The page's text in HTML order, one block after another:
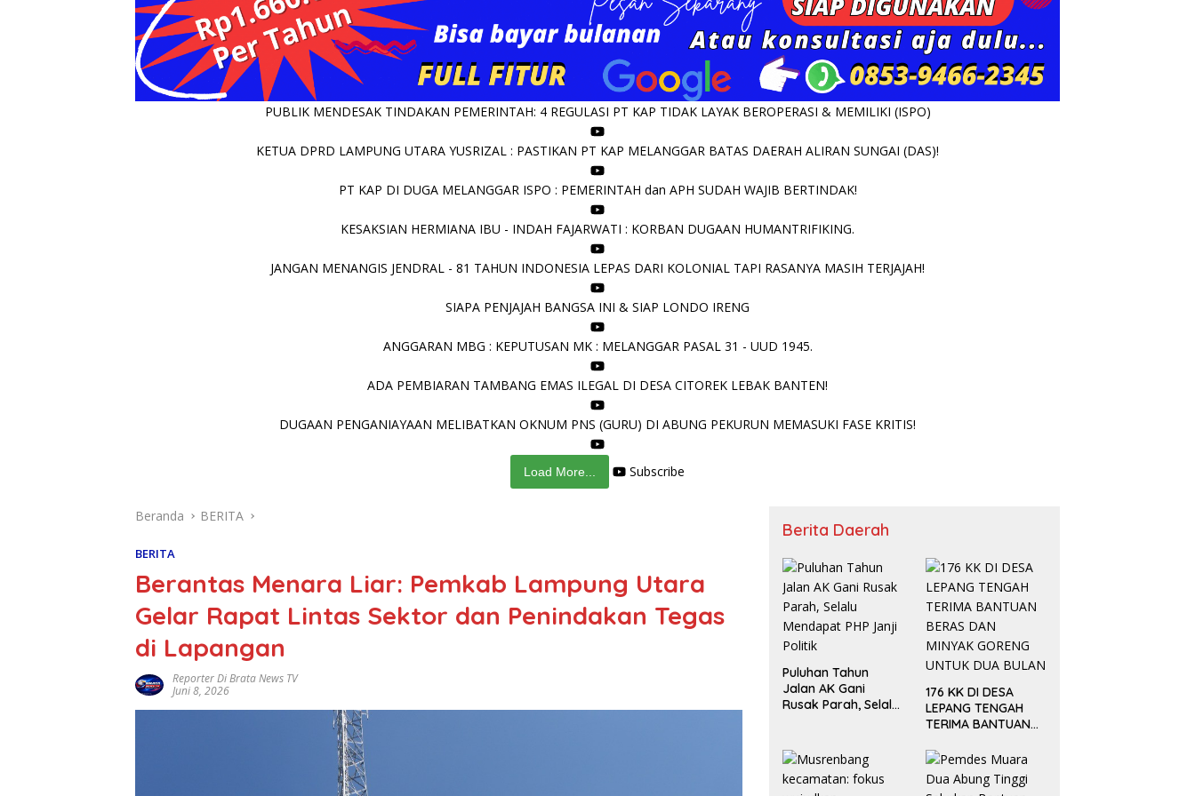
PUBLIK MENDESAK TINDAKAN PEMERINTAH: 4 REGULASI PT KAP TIDAK LAYAK BEROPERASI & MEMILIKI (ISPO)
KETUA DPRD LAMPUNG UTARA YUSRIZAL : PASTIKAN PT KAP MELANGGAR BATAS DAERAH ALIRAN SUNGAI (DAS)!
PT KAP DI DUGA MELANGGAR ISPO : PEMERINTAH dan APH SUDAH WAJIB BERTINDAK!
KESAKSIAN HERMIANA IBU - INDAH FAJARWATI : KORBAN DUGAAN HUMANTRIFIKING.
JANGAN MENANGIS JENDRAL - 81 TAHUN INDONESIA LEPAS DARI KOLONIAL TAPI RASANYA MASIH TERJAJAH!
SIAPA PENJAJAH BANGSA INI & SIAP LONDO IRENG
ANGGARAN MBG : KEPUTUSAN MK : MELANGGAR PASAL 31 - UUD 1945.
ADA PEMBIARAN TAMBANG EMAS ILEGAL DI DESA CITOREK LEBAK BANTEN!
DUGAAN PENGANIAYAAN MELIBATKAN OKNUM PNS (GURU) DI ABUNG PEKURUN MEMASUKI FASE KRITIS!
Load More... Subscribe
Beranda BERITA
BERITA
Berantas Menara Liar: Pemkab Lampung Utara
Gelar Rapat Lintas Sektor dan Penindakan Tegas
di Lapangan
Reporter Di Brata News TV
Juni 8, 2026
Berita Daerah
Puluhan Tahun
Jalan AK Gani
Rusak Parah, Selalu
176 KK DI DESA
LEPANG TENGAH
TERIMA BANTUAN
GORENG UNTUK
DUA BULAN